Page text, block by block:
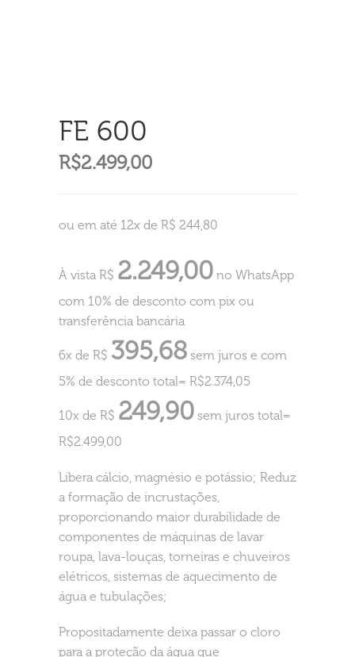
FE 600
R$2.499,00
ou em até 12x de R$ 244,80
À vista R$ 2.249,00 no WhatsApp
com 10% de desconto com pix ou
transferência bancária
6x de R$ 395,68 sem juros e com
5% de desconto total= R$2.374,05
10x de R$ 249,90 sem juros total=
R$2.499,00
Libera cálcio, magnésio e potássio; Reduz
a formação de incrustações,
proporcionando maior durabilidade de
componentes de máquinas de lavar
roupa, lava-louças, torneiras e chuveiros
elétricos, sistemas de aquecimento de
água e tubulações;
Propositadamente deixa passar o cloro
para a proteção da água que